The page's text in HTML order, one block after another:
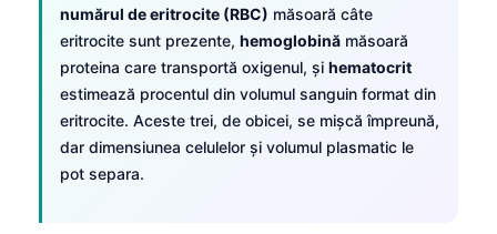
numărul de eritrocite (RBC) măsoară câte
eritrocite sunt prezente, hemoglobină măsoară
proteina care transportă oxigenul, și hematocrit
estimează procentul din volumul sanguin format din
eritrocite. Aceste trei, de obicei, se mișcă împreună,
dar dimensiunea celulelor și volumul plasmatic le
pot separa.